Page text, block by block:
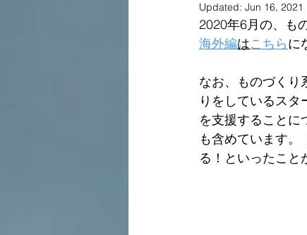
Updated: Jun 16, 2021
2020年6月の、も
海外編はこちらに
なお、ものづくり
りをしているス
を支援することに
も含めています
る！といったこと